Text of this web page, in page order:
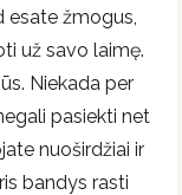
esate žmogus,
už savo laimę.
Niekada per
pasiekti net
nuoširdžiai ir
bandys rasti